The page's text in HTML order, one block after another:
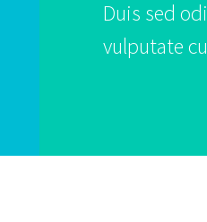
Duis sed
vulputate